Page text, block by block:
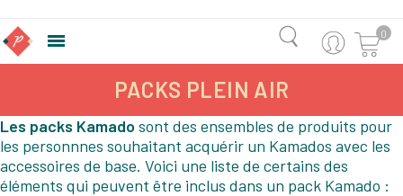
 0
PACKS PLEIN AIR
Les packs Kamado sont des ensembles de produits pour
les personnnes souhaitant acquérir un Kamados avec les
accessoires de base. Voici une liste de certains des
éléments qui peuvent être inclus dans un pack Kamado :